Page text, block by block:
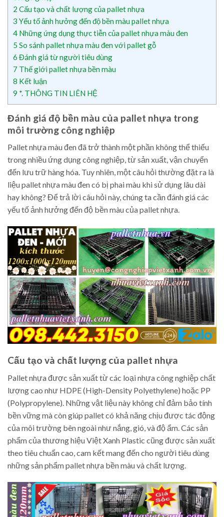
2 Cấu tạo và chất lượng của pallet nhựa
3 Yếu tố ảnh hưởng đến độ bền màu pallet nhựa
4 Những ứng dụng thực tiễn của pallet nhựa màu đen
5 So sánh pallet nhựa màu đen với pallet gỗ
6 Đánh giá từ người tiêu dùng
7 Thế giới pallet nhựa bền màu
8 Kết luận
9 *. THÔNG TIN LIÊN HỆ
Đánh giá độ bền màu của pallet nhựa trong
môi trường công nghiệp
Pallet nhựa màu đen đã trở thành một phần không thể thiếu
trong nhiều ứng dụng công nghiệp, từ sản xuất, vận chuyển
đến lưu trữ hàng hóa. Tuy nhiên, một câu hỏi thường đặt ra là
liệu pallet nhựa màu đen có bị phai màu khi sử dụng lâu dài
hay không? Để trả lời câu hỏi này, chúng ta cần đánh giá các
yếu tố ảnh hưởng đến độ bền màu của pallet nhựa.
Cấu tạo và chất lượng của pallet nhựa
Pallet nhựa được sản xuất từ các loại nhựa công nghiệp chất
lượng cao như HDPE (High-Density Polyethylene) hoặc PP
(Polypropylene). Những vật liệu này không chỉ đảm bảo tính
bền vững mà còn giúp pallet có khả năng chịu được tác động
của môi trường bên ngoài như nắng, gió, và độ ẩm. Các sản
phẩm của thương hiệu Việt Xanh Plastic cũng được sản xuất
theo tiêu chuẩn cao, cam kết mang đến cho người tiêu dùng
những sản phẩm pallet nhựa bền màu và chất lượng.